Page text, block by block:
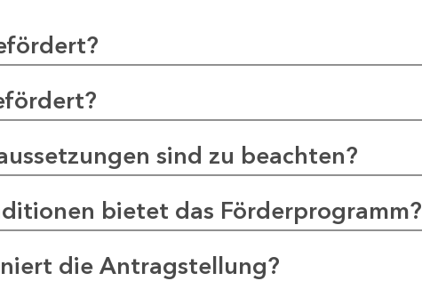
sind zu beachten?
bietet das Förderprogramm?
die Antragstellung?